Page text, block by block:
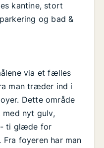
kantine, stort
og bad &
via et fælles
man træder ind i
Dette område
nyt gulv,
- ti glæde for
foyeren har man